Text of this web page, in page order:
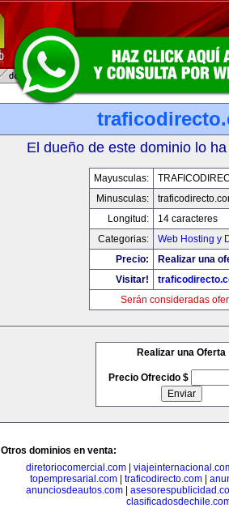
El dueño de este dominio lo
Mayusculas:
Minusculas:
Longitud:
14 caracteres
Categorias:
Web Hosting y
Precio:
Realizar una
Visitar!
Serán consideradas
Realizar una Oferta
Precio Ofrecido $
Otros dominios en venta:
diretoriocomercial.com
topempresarial.com
traficodirecto.com
anunciosdeautos.com|